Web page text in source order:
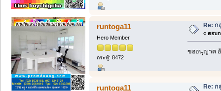
runtoga11
Hero Member
กระทู้: 8472
Re: ก
« ตอบก
ขออนุญาต
runtoga11 Re: ก